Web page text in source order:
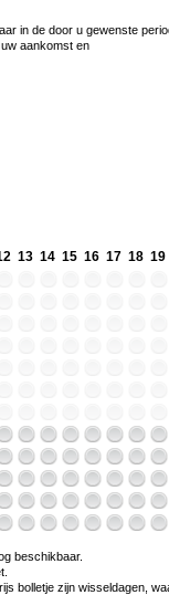
in de door u gewenste
aankomst en
13 14 15 16 17 18 19
beschikbaar.
bolletje zijn wisseldagen,